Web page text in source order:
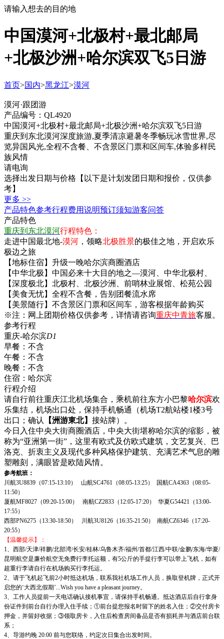
请输入想去的目的地
中国漠河+北极村+最北邮局
+北极沙洲+哈尔滨双飞5日游
首页>国内>黑龙江>漠河
漠河·跟团游
产品编号：QL4920
中国漠河+北极村+最北邮局+北极沙洲+哈尔滨双飞5日游
重庆到东北漠河深度旅游,夏季清凉避暑冬季畅玩冰雪世界,尽
览异国风光,全程不含餐、不含景区门票和区间车,体验多样民
族风情
请电询
选择出发日期与价格 【以下是计划发团日期和报价，仅供参
考】
更多 >>
产品特色参考行程费用说明预订须知游客问答
产品特色
重庆到东北漠河行程特色：
走进中国最北地-漠河 ，领略北极胜景的极佳之地，开启欢乐
极边之旅
【地标住宿】升级一晚哈尔滨商圈酒店
【中华北极】中国必来十大目的地之—漠河、中华北极村、
【深度极北】北极村、北极沙洲、前哨林业展馆、松苑公园
【美食无忧】全程不含餐，告别团餐流水席
【美景随行】不含景区门票和区间车，游客根据年龄购买
※注：网上团期价格仅供参考，详情请咨询重庆中青旅客服。
参考行程
重庆-哈尔滨D1
早餐： 不含
午餐： 不含
晚餐： 不含
住宿： 哈尔滨
行程介绍
请自行前往重庆江北机场集合，乘机前往东方小巴黎哈尔滨欢
乐集结，机场出口处，保持手机畅通（机场T2航站楼1楼3号
出口；确认
【洲游東北】 接站牌）。
今日入住中央大街商圈酒店，中央大街堪称哈尔滨的缩影，被
称为“亚洲第一街”，这里有欧式及仿欧式建筑，文艺复兴、巴
洛克、折衷主义及现代多种风格保护建筑、充满艺术气息的雕
塑雕刻，满眼皆是欧陆风情。
参考航班：
川航3U8839（07:15-13:10） 山航SC4761（08:05-13:25） 国航CA4363（08:05-
11:50）
厦航MF8027（09:20-15:00） 南航CZ2833（12:05-17:20） 华夏G54421（13:00-
17:55）
西部PN6275（13:30-18:50） 川航3U8126（16:35-21:50） 南航CZ6346（17:20-
20:55）
【温馨提示】：
1、西部/天津/祥鹏/北部湾/长安/桂林/乌鲁木齐/福州/首都/江西/中联/金鹏/东海/华夏/
昆明航空是廉价航空无免费行李托运额，有5公斤的手提行李可以带上飞机，如有
超重行李请自行在机场购买行李托运。
2、请于飞机起飞前2小时抵达机场，联系我社机场工作人员，换取登机牌，正式开
启您的‘大西北假期’...Wish you have a pleasant journey。
3、工作人员提前一天电话确认接机事宜，请保持手机畅通。抵达酒店后自行拿身
份证件到前台自行办理入住手续；①前台提您报名时留下的姓名入住；②交付房卡
押金，并留好收据；③领取房卡，入住后检查房间备品是否有损耗并与酒店前台联
系；
4、导游约晚 20:00 前与您联络，约定次日集合出发时间。